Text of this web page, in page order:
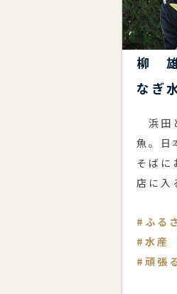
柳 雄
なぎ
浜田
魚。日
そばに
店に入
ふる
水産
頑張